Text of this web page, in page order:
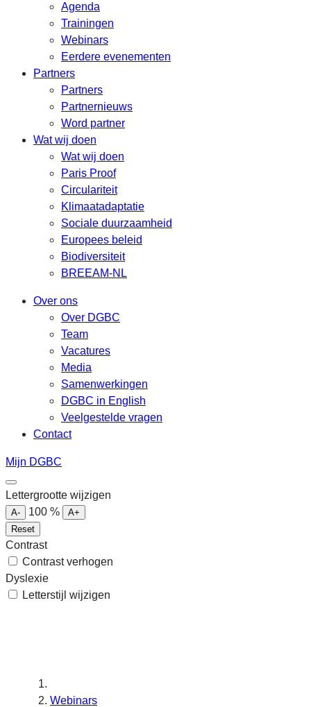
Agenda
Trainingen
Webinars
Eerdere evenementen
Partners
Partners
Partnernieuws
Word partner
Wat wij doen
Wat wij doen
Paris Proof
Circulariteit
Klimaatadaptatie
Sociale duurzaamheid
Europees beleid
Biodiversiteit
BREEAM-NL
Over ons
Over DGBC
Team
Vacatures
Media
Samenwerkingen
DGBC in English
Veelgestelde vragen
Contact
Mijn DGBC
Lettergrootte wijzigen
A- 100 %
A+
Reset
Contrast
Contrast verhogen
Dyslexie
Letterstijl wijzigen
Webinars